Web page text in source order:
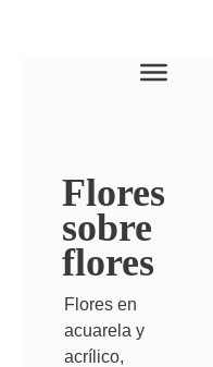
Flores
sobre
flores
Flores en
acuarela y
acrílico,